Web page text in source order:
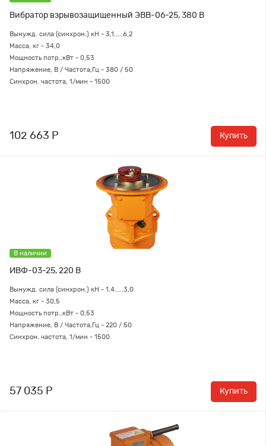
Вибратор взрывозащищенный ЭВВ-06-25, 380 В
Вынужд. сила (синхрон.) кН - 3,1.....6,2
Масса, кг - 34,0
Мощность потр.,кВт - 0,53
Напряжение, В / Частота,Гц - 380 / 50
Синхрон. частота, 1/мин - 1500
102 663 Р Купить
В наличии
ИВФ-03-25, 220 В
Вынужд. сила (синхрон.) кН - 1,4.....3,0
Масса, кг - 30,5
Мощность потр.,кВт - 0,53
Напряжение, В / Частота,Гц - 220 / 50
Синхрон. частота, 1/мин - 1500
57 035 Р Купить